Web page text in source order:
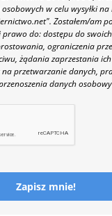
w celu wysyłki
Zostałem/am
prawo do: dostępu do
ograniczenia
żądania zaprzestania
przetwarzanie danych,
danych
Zapisz mnie!